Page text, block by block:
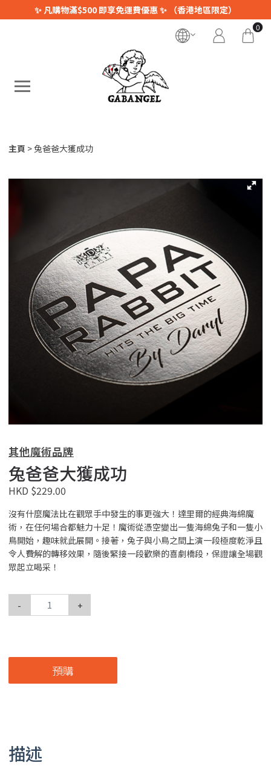
✨ 凡購物滿$500 即享免運費優惠 ✨ （香港地區限定）
0
主頁 兔爸爸大獲成功
其他魔術品牌
兔爸爸大獲成功
HKD $229.00
沒有什麼魔法比在觀眾手中發生的事更強大！達里爾的經典海綿魔
術，在任何場合都魅力十足！魔術從憑空變出一隻海綿兔子和一隻小
鳥開始，趣味就此展開。接著，兔子與小鳥之間上演一段極度乾淨且
令人費解的轉移效果，隨後緊接一段歡樂的喜劇橋段，保證讓全場觀
眾起立喝采！
- +
預購
描述